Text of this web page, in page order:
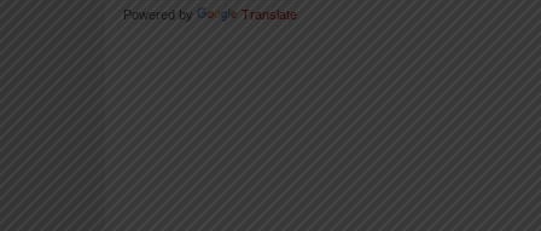
Powered by Translate